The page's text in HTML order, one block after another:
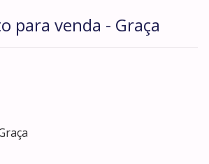
para venda - Graça